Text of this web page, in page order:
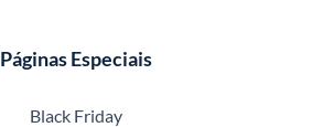
Páginas Especiais
Black Friday